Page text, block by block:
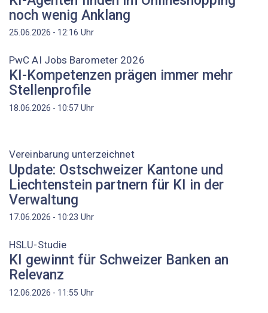
noch wenig Anklang
25.06.2026 - 12:16 Uhr
PwC AI Jobs Barometer 2026
KI-Kompetenzen prägen immer mehr
Stellenprofile
18.06.2026 - 10:57 Uhr
Vereinbarung unterzeichnet
Update: Ostschweizer Kantone und
Liechtenstein partnern für KI in der
Verwaltung
17.06.2026 - 10:23 Uhr
HSLU-Studie
KI gewinnt für Schweizer Banken an
Relevanz
12.06.2026 - 11:55 Uhr